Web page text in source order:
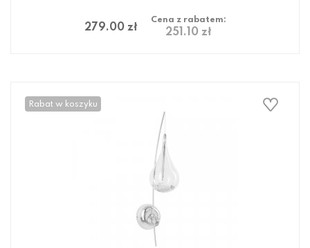
279.00 zł
Cena z rabatem:
251.10 zł
Rabat w koszyku